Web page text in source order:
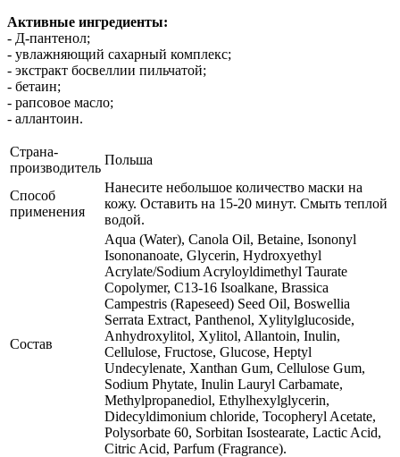
Активные ингредиенты:
- Д-пантенол;
- увлажняющий сахарный комплекс;
- экстракт босвеллии пильчатой;
- бетаин;
- рапсовое масло;
- аллантоин.
Страна-
производитель
Польша
Способ
применения
Нанесите небольшое количество маски на
кожу. Оставить на 15-20 минут. Смыть теплой
водой.
Состав
Aqua (Water), Canola Oil, Betaine, Isononyl
Isononanoate, Glycerin, Hydroxyethyl
Acrylate/Sodium Acryloyldimethyl Taurate
Copolymer, C13-16 Isoalkane, Brassica
Campestris (Rapeseed) Seed Oil, Boswellia
Serrata Extract, Panthenol, Xylitylglucoside,
Anhydroxylitol, Xylitol, Allantoin, Inulin,
Cellulose, Fructose, Glucose, Heptyl
Undecylenate, Xanthan Gum, Cellulose Gum,
Sodium Phytate, Inulin Lauryl Carbamate,
Methylpropanediol, Ethylhexylglycerin,
Didecyldimonium chloride, Tocopheryl Acetate,
Polysorbate 60, Sorbitan Isostearate, Lactic Acid,
Citric Acid, Parfum (Fragrance).